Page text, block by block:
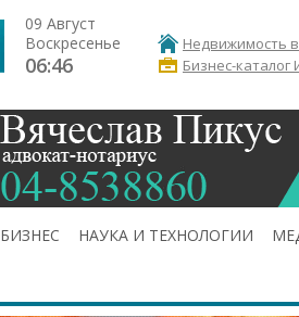
09 Август
Воскресенье
06:46
Недвижимость
Бизнес-каталог
БИЗНЕС НАУКА И ТЕХНОЛОГИИ